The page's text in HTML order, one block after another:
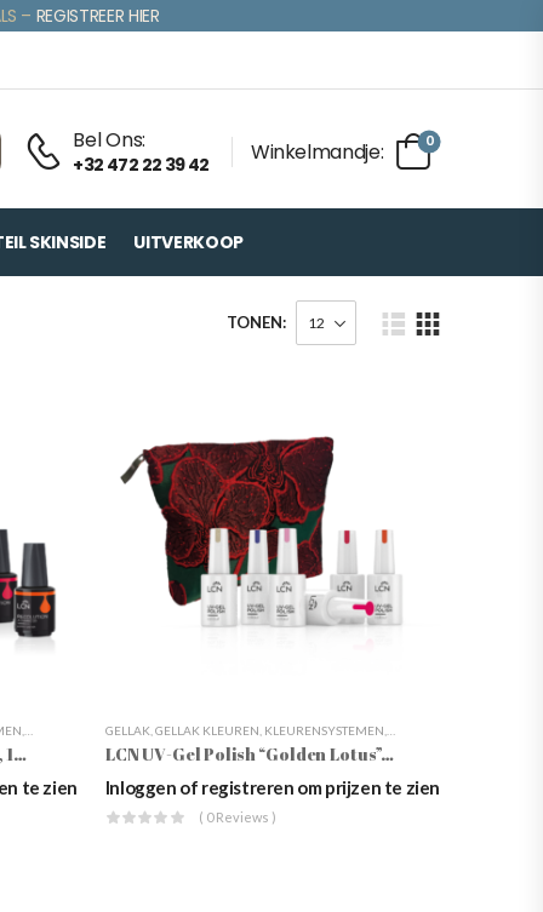
– REGISTREER HIER
Bel Ons:
+32 472 22 39 42 Winkelmandje: 0
SKINSIDE UITVERKOOP
TONEN:
NAGELSTYLING,RECOLUTION ADVANCED,WEBSHOP
LCN Recolution “Golden Lotus”, 10ml
te zien
GELLAK GELLAK KLEUREN KLEURENSYSTEMEN
LCN UV-Gel Polish “Golden Lotus”, 10ml
Inloggen of registreren om prijzen te zien
( 0 Reviews )